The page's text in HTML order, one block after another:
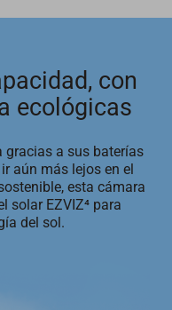
con
ecológicas
gracias a sus baterías
aún más lejos en el
esta cámara
solar EZVIZ⁴ para
del sol.